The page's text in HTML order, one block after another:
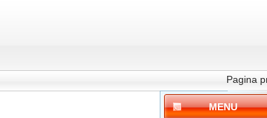
Pagina
MENU